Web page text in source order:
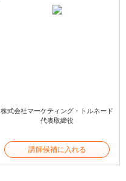
株式会社マーケティング・トルネード
代表取締役
講師候補に入れる